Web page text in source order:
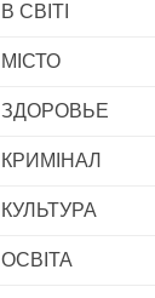
В СВІТІ
МІСТО
ЗДОРОВЬЕ
КРИМІНАЛ
КУЛЬТУРА
ОСВІТА